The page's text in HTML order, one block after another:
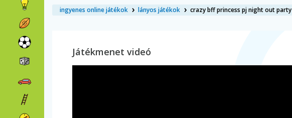
ingyenes online játékok lányos játékok crazy bff princess pj night out party
Játékmenet videó